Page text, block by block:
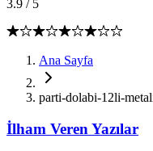
3.9 / 5
Ana Sayfa
parti-dolabi-12li-
İlham Veren Yazılar